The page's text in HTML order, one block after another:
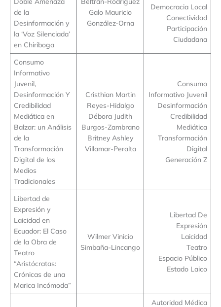
de la
Desinformación y
la ‘Voz Silenciada’
en Chiriboga
Galo Mauricio
González-Orna
Democracia Local
Conectividad
Participación
Ciudadana
Consumo
Informativo
Juvenil,
Desinformación Y
Credibilidad
Mediática en
Balzar: un Análisis
de la
Transformación
Digital de los
Medios
Tradicionales
Cristhian Martin
Reyes-Hidalgo
Débora Judith
Burgos-Zambrano
Britney Ashley
Villamar-Peralta
Consumo
Informativo Juvenil
Desinformación
Credibilidad
Mediática
Transformación
Digital
Generación Z
Libertad de
Expresión y
Laicidad en
Ecuador: El Caso
de la Obra de
Teatro
“Aristócratas:
Crónicas de una
Marica Incómoda”
Wilmer Vinicio
Simbaña-Lincango
Libertad De
Expresión
Laicidad
Teatro
Espacio Público
Estado Laico
Autoridad Médica